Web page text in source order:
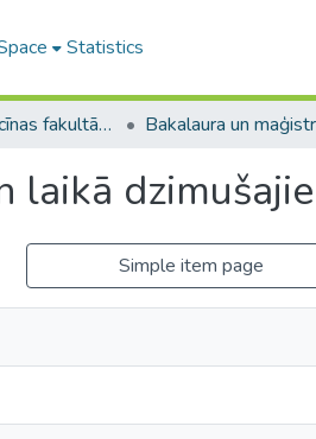
Statistics
B --- Bij. Medicīnas fakultātes studentu noslēguma darbi / Faculty of Medicine - Graduate works
laikā
Simple item page